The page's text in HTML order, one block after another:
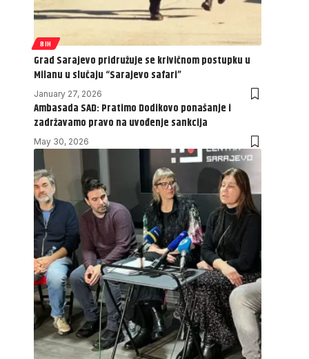
BIH
Grad Sarajevo pridružuje se krivičnom postupku u
Milanu u slučaju “Sarajevo safari”
January 27, 2026
Ambasada SAD: Pratimo Dodikovo ponašanje i
zadržavamo pravo na uvođenje sankcija
May 30, 2026